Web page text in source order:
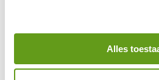
Alles
Zowel in Nepal als
Bekijk het
BEKIJK